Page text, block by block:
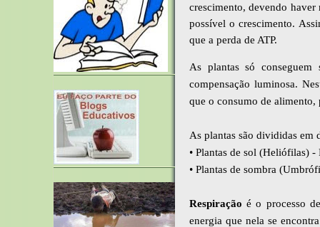
crescimento, devendo
possível o crescimento.
que a perda de ATP.
As plantas só
compensação luminosa.
que o consumo de alimento,
As plantas são divididas em
• Plantas de sol (Heliófilas)
• Plantas de sombra
Respiração é o processo
energia que nela se